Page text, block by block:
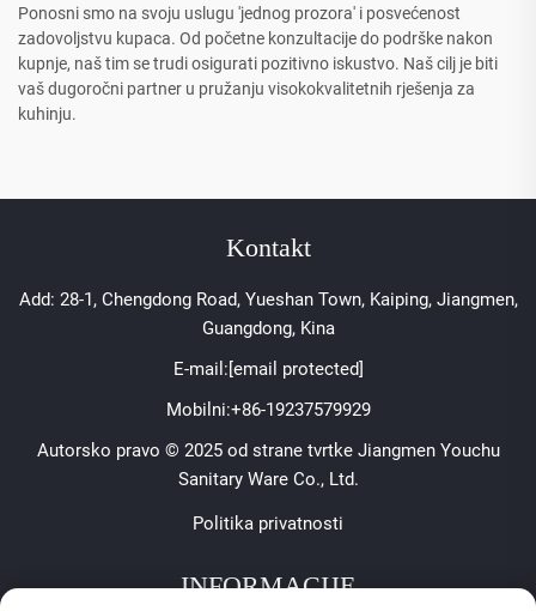
Ponosni smo na svoju uslugu 'jednog prozora' i posvećenost
zadovoljstvu kupaca. Od početne konzultacije do podrške nakon
kupnje, naš tim se trudi osigurati pozitivno iskustvo. Naš cilj je biti
vaš dugoročni partner u pružanju visokokvalitetnih rješenja za
kuhinju.
Kontakt
Add: 28-1, Chengdong Road, Yueshan Town, Kaiping, Jiangmen,
Guangdong, Kina
E-mail:[email protected]
Mobilni:+86-19237579929
Autorsko pravo © 2025 od strane tvrtke Jiangmen Youchu
Sanitary Ware Co., Ltd.
Politika privatnosti
INFORMACIJE